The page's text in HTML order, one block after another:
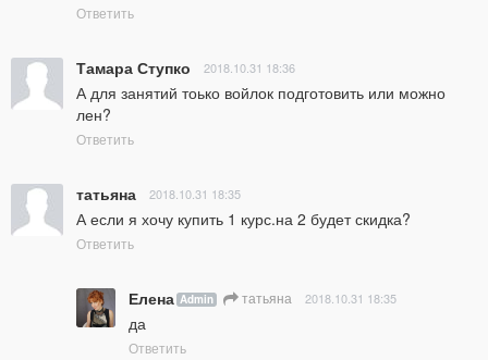
Ответить
Тамара Ступко 2018.10.31 18:36
А для занятий тоько войлок подготовить или можно
лен?
Ответить
татьяна 2018.10.31 18:35
А если я хочу купить 1 курс.на 2 будет скидка?
Ответить
Елена Admin татьяна 2018.10.31 18:35
да
Ответить